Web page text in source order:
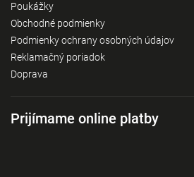
Poukážky
Obchodné podmienky
Podmienky ochrany osobných údajov
Reklamačný poriadok
Doprava
Prijímame online platby